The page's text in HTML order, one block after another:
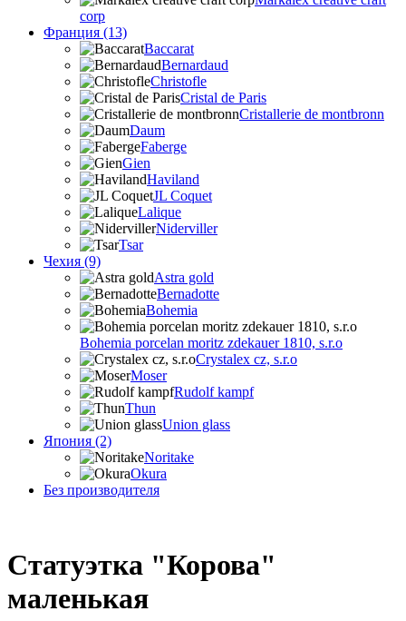
corp
Франция (13)
Baccarat
Bernardaud
Christofle
Cristal de Paris
Cristallerie de montbronn
Daum
Faberge
Gien
Haviland
JL Coquet
Lalique
Niderviller
Tsar
Чехия (9)
Astra gold
Bernadotte
Bohemia
Bohemia porcelan moritz zdekauer 1810, s.r.o
Crystalex cz, s.r.o
Moser
Rudolf kampf
Thun
Union glass
Япония (2)
Noritake
Okura
Без производителя
Статуэтка "Корова"
маленькая